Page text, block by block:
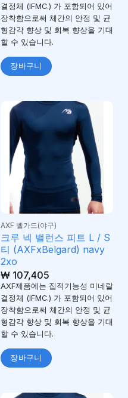
결정체 (IFMC.) 가 포함되어 있어
장착함으로써 체간의 안정 및 균
형감각 향상 및 회복 향상을 기대
할 수 있습니다.
장바구니
AXF 벨가드(야구)
크루 넥 밸런스 피트 L / S
티 (AXFxBelgard) navy
2xo
₩107,405
AXF제품에는 집적기능성 미네랄
결정체 (IFMC.) 가 포함되어 있어
장착함으로써 체간의 안정 및 균
형감각 향상 및 회복 향상을 기대
할 수 있습니다.
장바구니